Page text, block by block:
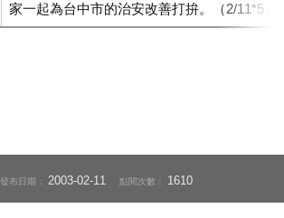
家一起為台中市的治安改善打拚。（2/11*5）
發布日期： 2003-02-11 點閱次數： 1610